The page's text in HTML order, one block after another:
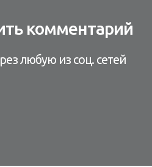
комментарий
любую из соц. сетей